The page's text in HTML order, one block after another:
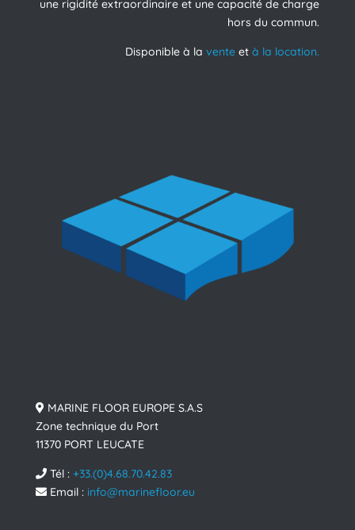
une rigidité extraordinaire et une capacité de charge
hors du commun.
Disponible à lavente età la location.
MARINE FLOOR EUROPE S.A.S
Zone technique du Port
11370 PORT LEUCATE
Tél : +33.(0)4.68.70.42.83
Email : info@marinefloor.eu